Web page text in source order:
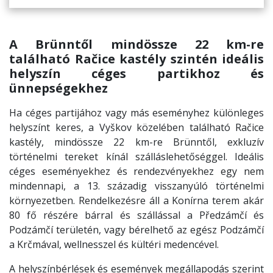
A Brünntől mindössze 22 km-re
található Račice kastélyszintén ideális
helyszín céges partikhoz és
ünnepségekhez
Ha céges partijához vagy más eseményhez különleges
helyszínt keres, a Vyškov közelében található Račice
kastély, mindössze 22 km-re Brünntől, exkluzív
történelmi tereket kínál szálláslehetőséggel. Ideális
céges eseményekhez és rendezvényekhez egy nem
mindennapi, a 13. századig visszanyúló történelmi
környezetben. Rendelkezésre áll a Konírna terem akár
80 fő részére bárral és szállással a Předzámčí és
Podzámčí területén, vagy bérelhető az egész Podzámčí
a Krčmával, wellnesszel és kültéri medencével.
A helyszínbérlések és események megállapodás szerint